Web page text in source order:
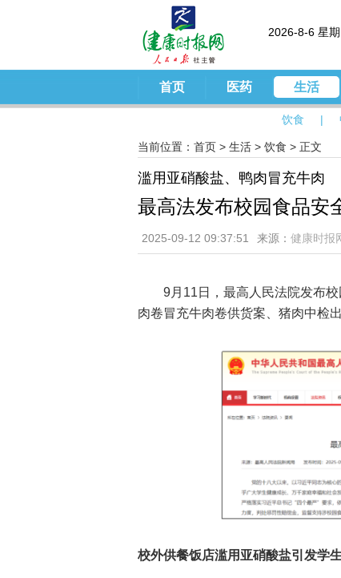
2026-8-6 星
首页 医药 生活
饮食 |
当前位置： 首页 > 生活 > 饮食 > 正文
滥用亚硝酸盐、鸭肉冒充牛肉
最高法发布校园食品安
2025-09-12 09:37:51 来源： 健康时报
9月11日，最高人民法院发布
肉卷冒充牛肉卷供货案、猪肉中检
校外供餐饭店滥用亚硝酸盐引发学